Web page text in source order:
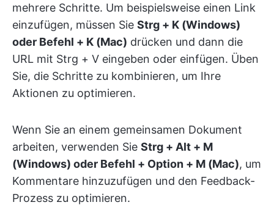
mehrere Schritte. Um beispielsweise einen Link
einzufügen, müssen Sie Strg + K (Windows)
oder Befehl + K (Mac) drücken und dann die
URL mit Strg + V eingeben oder einfügen. Üben
Sie, die Schritte zu kombinieren, um Ihre
Aktionen zu optimieren.
Wenn Sie an einem gemeinsamen Dokument
arbeiten, verwenden Sie Strg + Alt + M
(Windows) oder Befehl + Option + M (Mac), um
Kommentare hinzuzufügen und den Feedback-
Prozess zu optimieren.